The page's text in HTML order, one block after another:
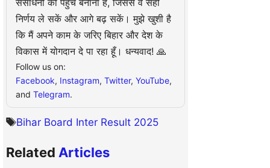
निर्णय ले सकें और आगे बढ़ सकें। मुझे खुशी है
कि मैं अपने काम के जरिए बिहार और देश के
विकास में योगदान दे पा रहा हूँ। धन्यवाद! 🙏
Follow us on:
Facebook, Instagram, Twitter, YouTube,
and Telegram.
Bihar Board Inter Result 2025
Related Articles